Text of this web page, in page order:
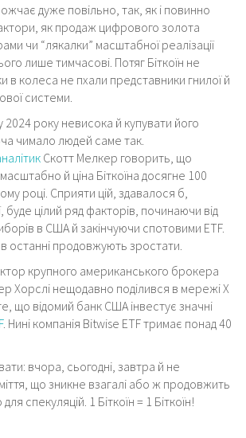
дуже повільно, так, як і повинно
як продаж цифрового золота
чи “лякалки” масштабної реалізації
лише тимчасові. Потяг Біткоїн не
в колеса не пхали представники гнилої й
системи.
2024 року невисока й купувати його
чимало людей саме так.
Скотт Мелкер говорить, що
й ціна Біткоїна досягне 100
році. Сприяти цій, здавалося б,
буде цілий ряд факторів, починаючи від
в США й закінчуючи спотовими ETF.
в останні продовжують зростати.
крупного американського брокера
Хорслі нещодавно поділився в мережі Х
що відомий банк США інвестує значні
. Нині компанія Bitwise ETF тримає понад 40
вчора, сьогодні, завтра й не
що зникне взагалі або ж продовжить
спекуляцій. 1 Біткоїн = 1 Біткоїн!